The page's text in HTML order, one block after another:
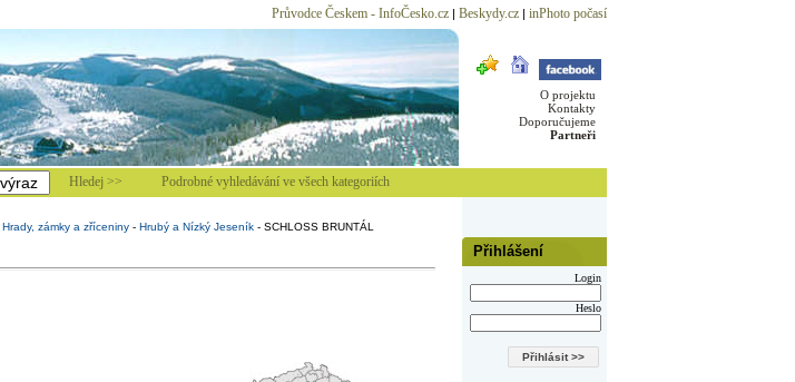
Průvodce Českem - InfoČesko.cz| Beskydy.cz| inPhoto počasí
O projektu
Kontakty
Doporučujeme
Partneři
Hledej >> Podrobné vyhledávání ve všech kategoriích
Přihlášení
Login
Heslo
Hrady, zámky a zříceniny- Hrubý a Nízký Jeseník- SCHLOSS BRUNTÁL